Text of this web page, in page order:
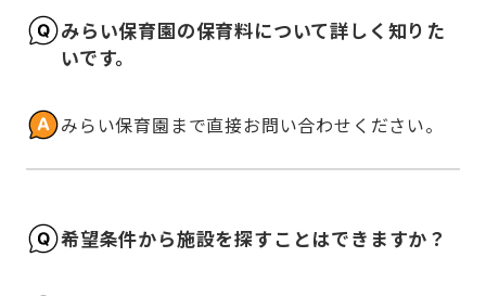
みらい保育園の保育料について詳しく知りた
いです。
みらい保育園まで直接お問い合わせください。
希望条件から施設を探すことはできますか？